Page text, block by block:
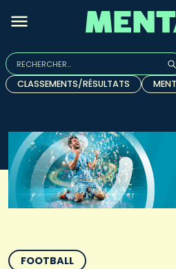
Rechercher :
Quand les résultats de l'auto-
CLASSEMENTS/RÉSULTATS
FOOTBALL